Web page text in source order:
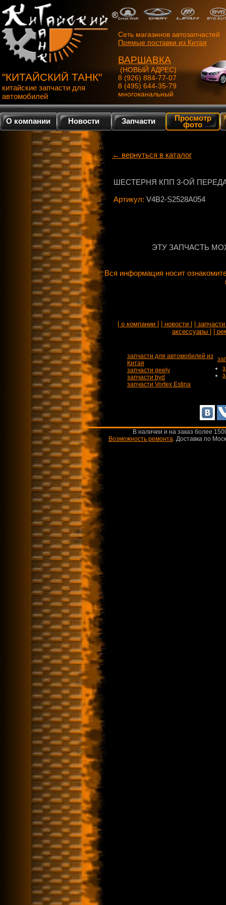
"КИТАЙСКИЙ ТАНК"
китайские запчасти для
автомобилей
Сеть магазинов автозапчастей
Прямые поставки из Китая
ВАРШАВКА
(НОВЫЙ АДРЕС)
8 (926) 884-77-07
8 (495) 644-35-79
многоканальный
О компании Новости Запчасти Просмотр
фото
← вернуться в каталог
ШЕСТЕРНЯ КПП 3-ОЙ
Артикул: V4B2-S2528A054
ЭТУ ЗАПЧАСТЬ
Вся информация носит
| о компании | | новости |
|
аксессуары |
|
запчасти для автомобилей из
Китая
запчасти geely
запчасти byd
запчасти Vortex Estina
В наличии и на заказ более
Возможность ремонта.Доставка по